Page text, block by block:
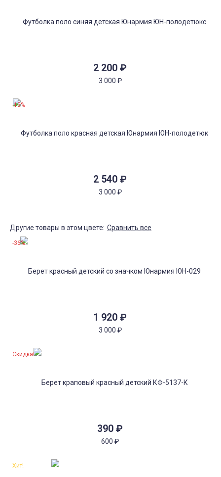
2 200 ₽
3 000 ₽
2 540 ₽
3 000 ₽
-15%
Другие товары в этом цвете: Сравнить все
1 920 ₽
3 000 ₽
-36%
390 ₽
600 ₽
Скидка!
Хит!